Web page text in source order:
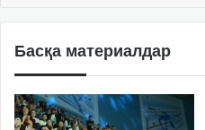
Басқа материалдар